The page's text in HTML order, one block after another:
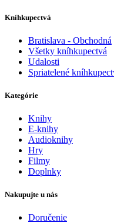
Kníhkupectvá
Bratislava - Obchodná
Všetky kníhkupectvá
Udalosti
Spriatelené
Kategórie
Knihy
E-knihy
Audioknihy
Hry
Filmy
Doplnky
Nakupujte u nás
Doručenie